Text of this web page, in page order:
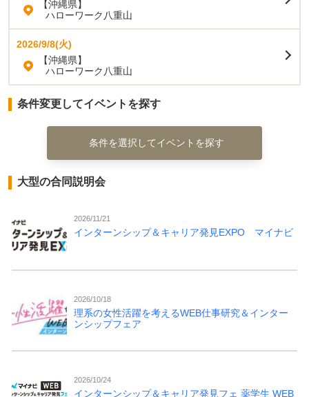
【沖縄県】
ハローワーク八重山
2026/9/8(火)
【沖縄県】
ハローワーク八重山
条件変更してイベントを探す
条件を選択してイベントを探す
大型の合同説明会
2026/11/21
インターンシップ＆キャリア発見EXPO マイナビ
2026/10/18
理系の女性活躍を考えるWEB仕事研究＆インター
ンシップフェア
2026/10/24
インターンシップ＆キャリア発見フェ 薬学生 WEB